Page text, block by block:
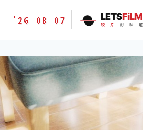
胶
味
道
LETSFILM
'26 08 07 LETSFiLM
胶 片 的 味 道